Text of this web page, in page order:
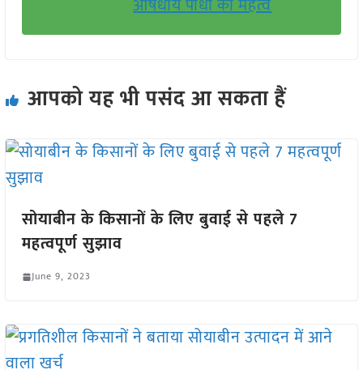
औषधीय पौधों का महत्व
आपको यह भी पसंद आ सकता हैं
सोयाबीन के किसानों के लिए बुवाई से पहले 7
महत्वपूर्ण सुझाव
June 9, 2023